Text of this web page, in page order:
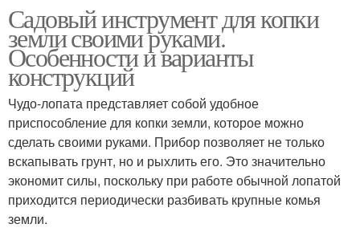
Садовый инструмент для копки
земли своими руками.
Особенности и варианты
конструкций
Чудо-лопата представляет собой удобное
приспособление для копки земли, которое можно
сделать своими руками. Прибор позволяет не только
вскапывать грунт, но и рыхлить его. Это значительно
экономит силы, поскольку при работе обычной лопатой
приходится периодически разбивать крупные комья
земли.